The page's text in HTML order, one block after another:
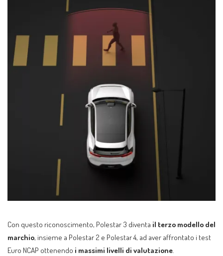
Con questo riconoscimento, Polestar 3 diventa il terzo modello del
marchio, insieme a Polestar 2 e Polestar 4, ad aver affrontato i test
Euro NCAP ottenendo i massimi livelli di valutazione.